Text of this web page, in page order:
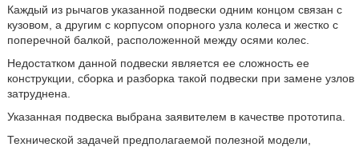
Каждый из рычагов указанной подвески одним концом связан с
кузовом, а другим с корпусом опорного узла колеса и жестко с
поперечной балкой, расположенной между осями колес.
Недостатком данной подвески является ее сложность ее
конструкции, сборка и разборка такой подвески при замене узлов
затруднена.
Указанная подвеска выбрана заявителем в качестве прототипа.
Технической задачей предполагаемой полезной модели,